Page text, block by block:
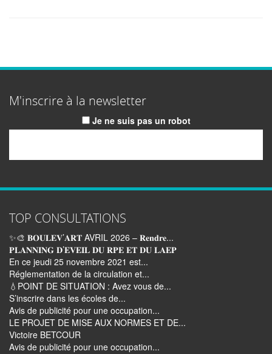
M'inscrire à la newsletter
Je ne suis pas un robot
TOP CONSULTATIONS
✨🎨 𝐁𝐎𝐔𝐋𝐄𝐕’𝐀𝐑𝐓 AVRIL 2026 – 𝐑𝐞𝐧𝐝𝐫𝐞...
𝐏𝐋𝐀𝐍𝐍𝐈𝐍𝐆 𝐃’𝐄𝐕𝐄𝐈𝐋 𝐃𝐔 𝐑𝐏𝐄 𝐄𝐓 𝐃𝐔 𝐋𝐀𝐄𝐏
En ce jeudi 25 novembre 2021 est...
Réglementation de la circulation et...
💧POINT DE SITUATION : Avez vous de...
S’inscrire dans les écoles de...
Avis de publicité pour une occupation...
LE PROJET DE MISE AUX NORMES ET DE...
Victoire BETCOUR
Avis de publicité pour une occupation...